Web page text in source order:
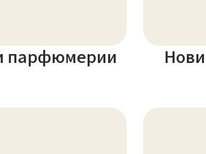
парфюмерии